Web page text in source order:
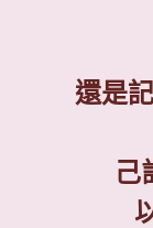
還是
己